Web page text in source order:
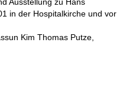
in der Hospitalkirche und vor
Kim Thomas Putze,